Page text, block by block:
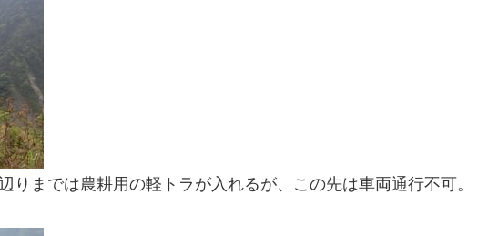
りまでは農耕用の軽トラが入れるが、この先は車両通行不可。